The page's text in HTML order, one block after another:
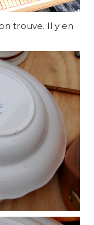
trouve. Il y en